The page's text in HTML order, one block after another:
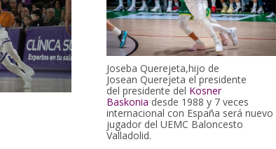
Joseba Querejeta,hijo de
Josean Querejeta el presidente
del presidente del Kosner
Baskonia desde 1988 y 7 veces
internacional con España será nuevo
jugador del UEMC Baloncesto
Valladolid.